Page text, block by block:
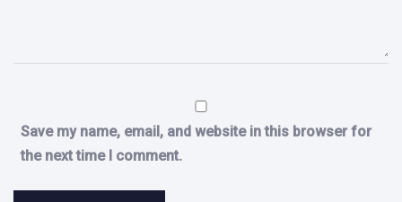
Save my name, email, and website in this browser for
the next time I comment.